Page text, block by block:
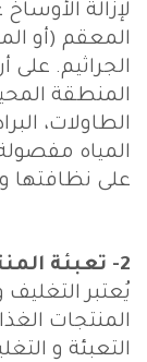
لإزالة
الجراثيم.
المنطقة
الطاولات،
المياه
على نظافتها
2- تعبئة المنتجات:
يُعتبر
المنتجات
التعبئة و